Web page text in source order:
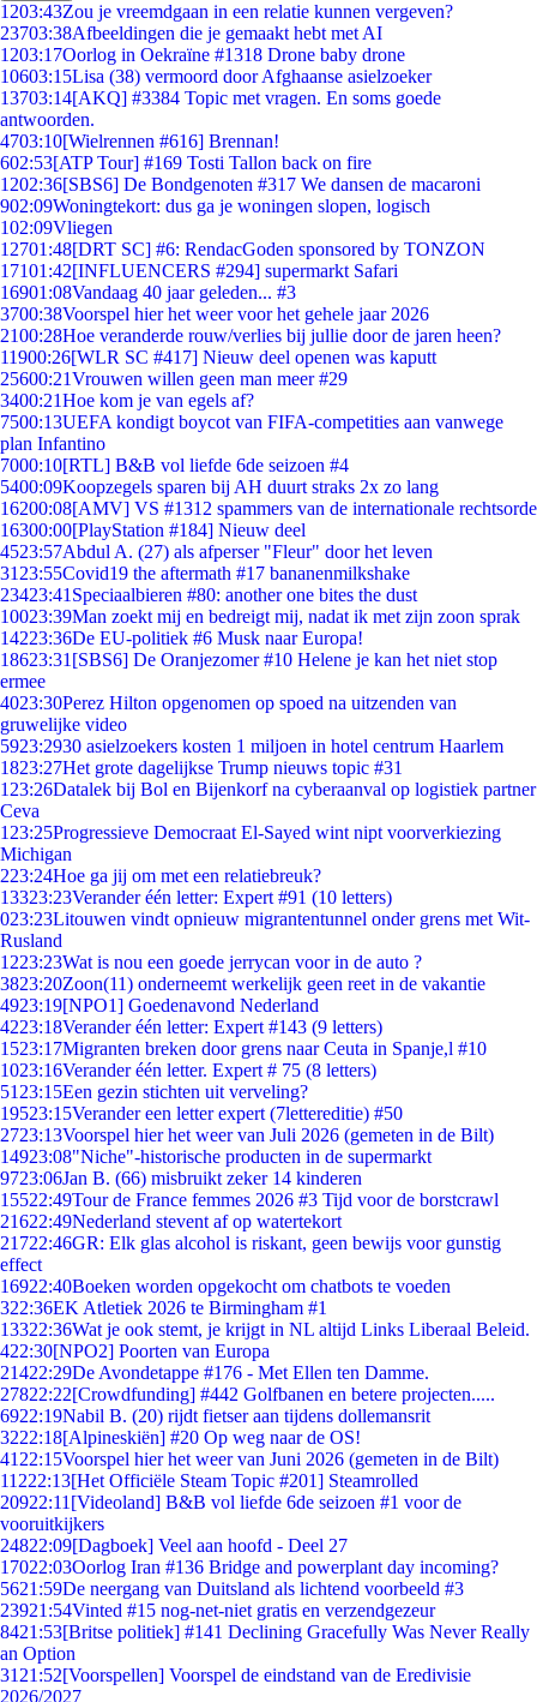
1203:43Zou je vreemdgaan in een relatie kunnen vergeven?
23703:38Afbeeldingen die je gemaakt hebt met AI
1203:17Oorlog in Oekraïne #1318 Drone baby drone
10603:15Lisa (38) vermoord door Afghaanse asielzoeker
13703:14[AKQ] #3384 Topic met vragen. En soms goede
antwoorden.
4703:10[Wielrennen #616] Brennan!
602:53[ATP Tour] #169 Tosti Tallon back on fire
1202:36[SBS6] De Bondgenoten #317 We dansen de macaroni
902:09Woningtekort: dus ga je woningen slopen, logisch
102:09Vliegen
12701:48[DRT SC] #6: RendacGoden sponsored by TONZON
17101:42[INFLUENCERS #294] supermarkt Safari
16901:08Vandaag 40 jaar geleden... #3
3700:38Voorspel hier het weer voor het gehele jaar 2026
2100:28Hoe veranderde rouw/verlies bij jullie door de jaren heen?
11900:26[WLR SC #417] Nieuw deel openen was kaputt
25600:21Vrouwen willen geen man meer #29
3400:21Hoe kom je van egels af?
7500:13UEFA kondigt boycot van FIFA-competities aan vanwege
plan Infantino
7000:10[RTL] B&B vol liefde 6de seizoen #4
5400:09Koopzegels sparen bij AH duurt straks 2x zo lang
16200:08[AMV] VS #1312 spammers van de internationale rechtsorde
16300:00[PlayStation #184] Nieuw deel
4523:57Abdul A. (27) als afperser "Fleur" door het leven
31 23:55Covid19 the aftermath #17 bananenmilkshake
23423:41 Speciaalbieren #80: another one bites the dust
10023:39Man zoekt mij en bedreigt mij, nadat ik met zijn zoon sprak
14223:36De EU-politiek #6 Musk naar Europa!
18623:31 [SBS6] De Oranjezomer #10 Helene je kan het niet stop
ermee
4023:30Perez Hilton opgenomen op spoed na uitzenden van
gruwelijke video
5923:2930 asielzoekers kosten 1 miljoen in hotel centrum Haarlem
1823:27Het grote dagelijkse Trump nieuws topic #31
1 23:26Datalek bij Bol en Bijenkorf na cyberaanval op logistiek partner
Ceva
1 23:25Progressieve Democraat El-Sayed wint nipt voorverkiezing
Michigan
223:24Hoe ga jij om met een relatiebreuk?
13323:23Verander één letter: Expert #91 (10 letters)
023:23Litouwen vindt opnieuw migrantentunnel onder grens met Wit-
Rusland
1223:23Wat is nou een goede jerrycan voor in de auto ?
3823:20Zoon(11) onderneemt werkelijk geen reet in de vakantie
4923:19[NPO1] Goedenavond Nederland
4223:18Verander één letter: Expert #143 (9 letters)
1523:17Migranten breken door grens naar Ceuta in Spanje,l #10
1023:16Verander één letter. Expert # 75 (8 letters)
51 23:15Een gezin stichten uit verveling?
19523:15Verander een letter expert (7lettereditie) #50
2723:13Voorspel hier het weer van Juli 2026 (gemeten in de Bilt)
14923:08"Niche"-historische producten in de supermarkt
9723:06Jan B. (66) misbruikt zeker 14 kinderen
15522:49Tour de France femmes 2026 #3 Tijd voor de borstcrawl
21622:49Nederland stevent af op watertekort
21722:46GR: Elk glas alcohol is riskant, geen bewijs voor gunstig
effect
16922:40Boeken worden opgekocht om chatbots te voeden
322:36EK Atletiek 2026 te Birmingham #1
13322:36Wat je ook stemt, je krijgt in NL altijd Links Liberaal Beleid.
422:30[NPO2] Poorten van Europa
21422:29De Avondetappe #176 - Met Ellen ten Damme.
27822:22[Crowdfunding] #442 Golfbanen en betere projecten.....
6922:19Nabil B. (20) rijdt fietser aan tijdens dollemansrit
3222:18[Alpineskiën] #20 Op weg naar de OS!
41 22:15Voorspel hier het weer van Juni 2026 (gemeten in de Bilt)
11222:13[Het Officiële Steam Topic #201] Steamrolled
20922:11 [Videoland] B&B vol liefde 6de seizoen #1 voor de
vooruitkijkers
24822:09[Dagboek] Veel aan hoofd - Deel 27
17022:03Oorlog Iran #136 Bridge and powerplant day incoming?
5621:59De neergang van Duitsland als lichtend voorbeeld #3
23921:54Vinted #15 nog-net-niet gratis en verzendgezeur
8421:53[Britse politiek] #141 Declining Gracefully Was Never Really
an Option
31 21:52[Voorspellen] Voorspel de eindstand van de Eredivisie
2026/2027